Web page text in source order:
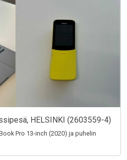
HELSINKI (2603559-4)
Pro 13-inch (2020) ja puhelin